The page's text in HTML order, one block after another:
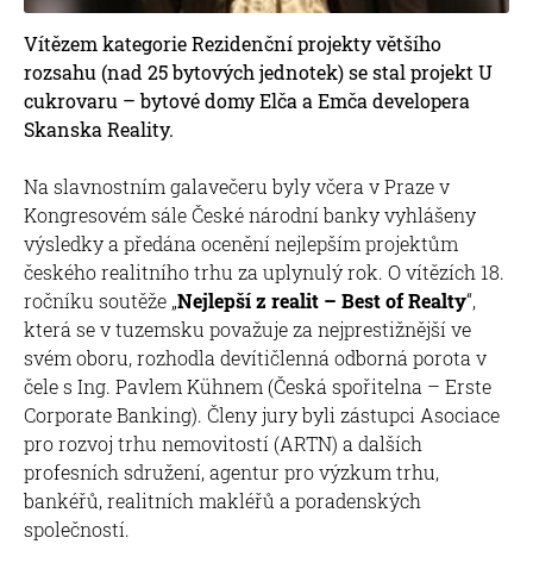
Vítězem kategorie Rezidenční projekty většího
rozsahu (nad 25 bytových jednotek) se stal projekt U
cukrovaru – bytové domy Elča a Emča developera
Skanska Reality.
Na slavnostním galavečeru byly včera v Praze v
Kongresovém sále České národní banky vyhlášeny
výsledky a předána ocenění nejlepším projektům
českého realitního trhu za uplynulý rok. O vítězích 18.
ročníku soutěže „Nejlepší z realit – Best of Realty“,
která se v tuzemsku považuje za nejprestižnější ve
svém oboru, rozhodla devítičlenná odborná porota v
čele s Ing. Pavlem Kühnem (Česká spořitelna – Erste
Corporate Banking). Členy jury byli zástupci Asociace
pro rozvoj trhu nemovitostí (ARTN) a dalších
profesních sdružení, agentur pro výzkum trhu,
bankéřů, realitních makléřů a poradenských
společností.